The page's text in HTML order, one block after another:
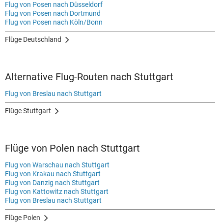
Flug von Posen nach Düsseldorf
Flug von Posen nach Dortmund
Flug von Posen nach Köln/Bonn
Flüge Deutschland
Alternative Flug-Routen nach Stuttgart
Flug von Breslau nach Stuttgart
Flüge Stuttgart
Flüge von Polen nach Stuttgart
Flug von Warschau nach Stuttgart
Flug von Krakau nach Stuttgart
Flug von Danzig nach Stuttgart
Flug von Kattowitz nach Stuttgart
Flug von Breslau nach Stuttgart
Flüge Polen